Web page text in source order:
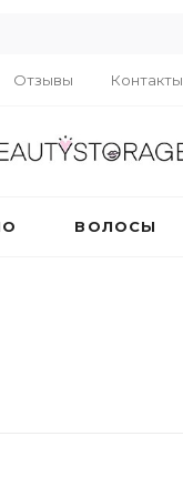
Отзывы Контакты
ВОЛОСЫ